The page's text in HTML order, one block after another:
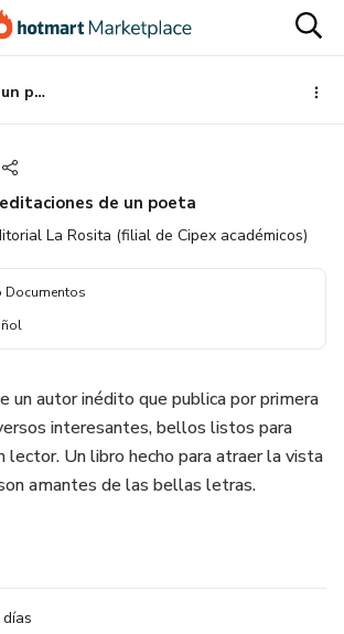
Meditaciones de un poeta
de un poeta
La Rosita (filial de Cipex académicos)
Documentos
un autor inédito que publica por primera
interesantes, bellos listos para
lector. Un libro hecho para atraer la vista
amantes de las bellas letras.